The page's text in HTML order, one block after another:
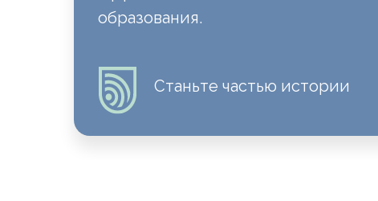
образования.
Станьте частью истории